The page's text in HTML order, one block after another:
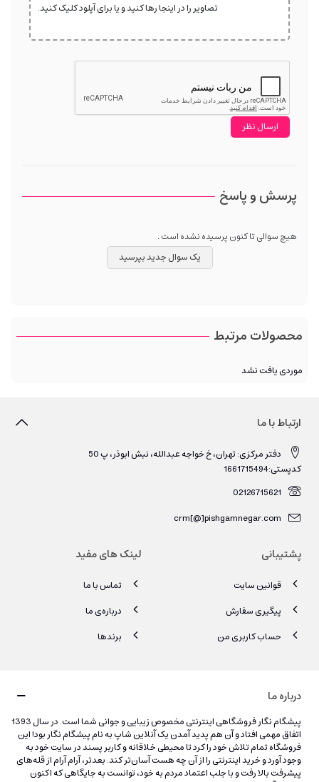
تصاویر را در اینجا رها کنید و یا برای آپلود کلیک کنید.
پرسش و پاسخ
هیچ سوالی تا کنون پرسیده نشده است .
یک سوال جدید بپرسید
محصولات مرتبط
موردی یافت نشد
ارتباط با ما
دفتر مرکزی: تهران، خ خواجه عبدالله، نبش ابوذر، پ 50
کدپستی:1661715494
02126715621
crm[@]pishgamnegar.com
پشتیبانی
قوانین سایت
پیگیری سفارش
حساب کاربری من
لینک های مفید
تماس با ما
درباره‌ی ما
برندها
درباره ما
پیشگام نگار فروشگاهی اینترنتی مخصوص زیبایی و جوانی شما است. در سال 1393
اتفاق مهمی افتاد و آن هم پدید آمدن یک آنلاین شاپ به نام پیشگام نگار بود! این
فروشگاه تمام تلاش خود را کرد تا محیطی خلاقانه و کاربر پسند در سایت خود به
وجود آورد و خرید اینترنتی را از آن چه هست آسان‌تر کند. بعدتر، آرام آرام از قله‌های
پیشرفت بالا رفت و با جلب اعتماد مردم به خود، توانست به جایگاهی که اکنون